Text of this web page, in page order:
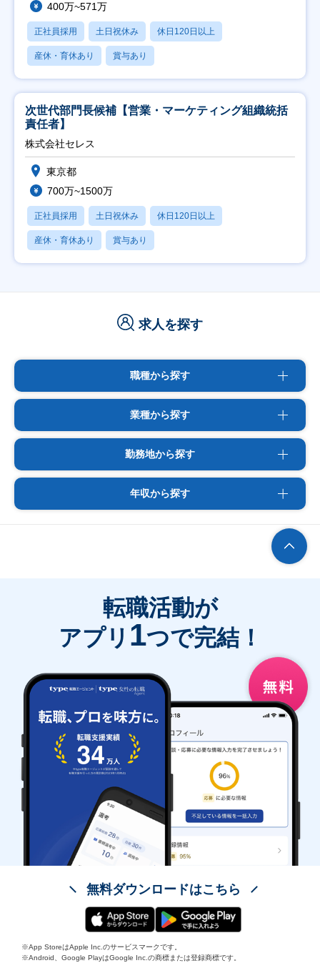
400万~571万
正社員採用 土日祝休み 休日120日以上
産休・育休あり 賞与あり
次世代部門長候補【営業・マーケティング組織統括
責任者】
株式会社セレス
東京都
700万~1500万
正社員採用 土日祝休み 休日120日以上
産休・育休あり 賞与あり
求人を探す
職種から探す
業種から探す
勤務地から探す
年収から探す
転職活動が
アプリ 1つで完結！
無料ダウンロードはこちら
※App StoreはApple Inc.のサービスマークです。
※Android、Google PlayはGoogle Inc.の商標または登録商標です。